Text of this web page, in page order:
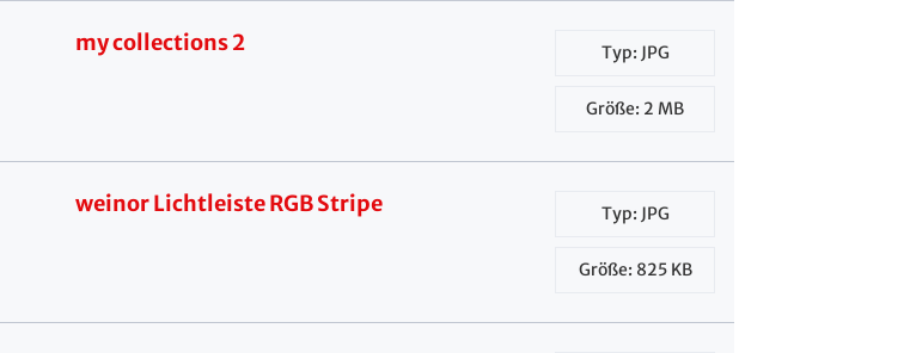
my collections 2 Typ: JPG
Größe: 2 MB
weinor Lichtleiste RGB Stripe Typ: JPG
Größe: 825 KB